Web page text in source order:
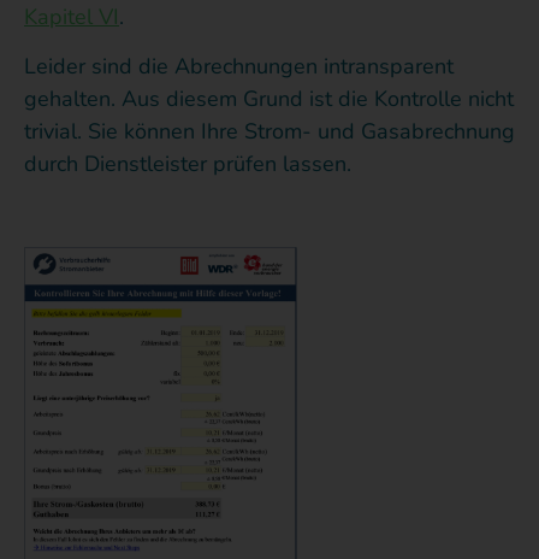
Kapitel VI.
Leider sind die Abrechnungen intransparent
gehalten. Aus diesem Grund ist die Kontrolle nicht
trivial. Sie können Ihre Strom- und Gasabrechnung
durch Dienstleister prüfen lassen.